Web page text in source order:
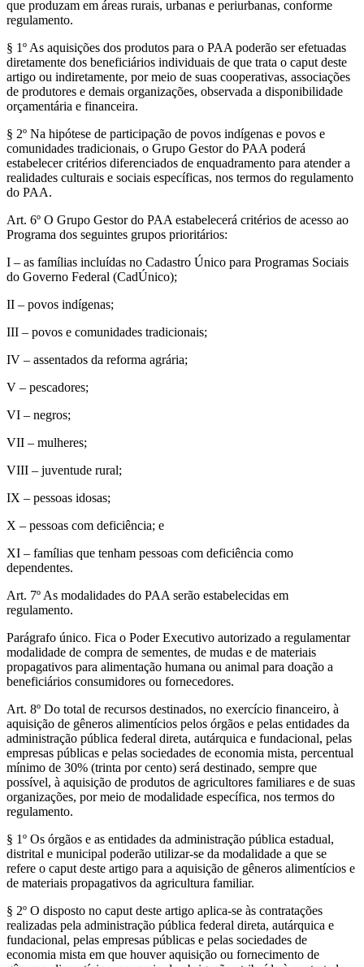
que produzam em áreas rurais, urbanas e periurbanas, conforme
regulamento.
§ 1º As aquisições dos produtos para o PAA poderão ser efetuadas
diretamente dos beneficiários individuais de que trata o caput deste
artigo ou indiretamente, por meio de suas cooperativas, associações
de produtores e demais organizações, observada a disponibilidade
orçamentária e financeira.
§ 2º Na hipótese de participação de povos indígenas e povos e
comunidades tradicionais, o Grupo Gestor do PAA poderá
estabelecer critérios diferenciados de enquadramento para atender a
realidades culturais e sociais específicas, nos termos do regulamento
do PAA.
Art. 6º O Grupo Gestor do PAA estabelecerá critérios de acesso ao
Programa dos seguintes grupos prioritários:
I – as famílias incluídas no Cadastro Único para Programas Sociais
do Governo Federal (CadÚnico);
II – povos indígenas;
III – povos e comunidades tradicionais;
IV – assentados da reforma agrária;
V – pescadores;
VI – negros;
VII – mulheres;
VIII – juventude rural;
IX – pessoas idosas;
X – pessoas com deficiência; e
XI – famílias que tenham pessoas com deficiência como
dependentes.
Art. 7º As modalidades do PAA serão estabelecidas em
regulamento.
Parágrafo único. Fica o Poder Executivo autorizado a regulamentar
modalidade de compra de sementes, de mudas e de materiais
propagativos para alimentação humana ou animal para doação a
beneficiários consumidores ou fornecedores.
Art. 8º Do total de recursos destinados, no exercício financeiro, à
aquisição de gêneros alimentícios pelos órgãos e pelas entidades da
administração pública federal direta, autárquica e fundacional, pelas
empresas públicas e pelas sociedades de economia mista, percentual
mínimo de 30% (trinta por cento) será destinado, sempre que
possível, à aquisição de produtos de agricultores familiares e de suas
organizações, por meio de modalidade específica, nos termos do
regulamento.
§ 1º Os órgãos e as entidades da administração pública estadual,
distrital e municipal poderão utilizar-se da modalidade a que se
refere o caput deste artigo para a aquisição de gêneros alimentícios e
de materiais propagativos da agricultura familiar.
§ 2º O disposto no caput deste artigo aplica-se às contratações
realizadas pela administração pública federal direta, autárquica e
fundacional, pelas empresas públicas e pelas sociedades de
economia mista em que houver aquisição ou fornecimento de